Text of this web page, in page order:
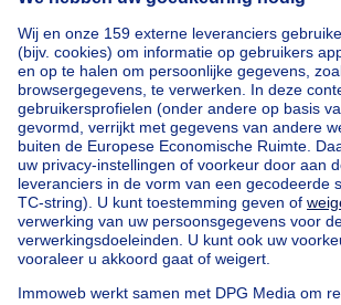
Studio
Kantoor
Onze huizen buiten BelgiëHuis te
Huis te koop Spanje
Huis te